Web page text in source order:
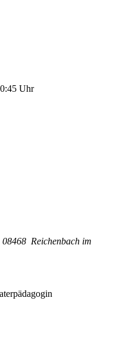
Uhr
08468 Reichenbach im